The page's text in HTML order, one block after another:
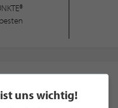
uns wichtig!